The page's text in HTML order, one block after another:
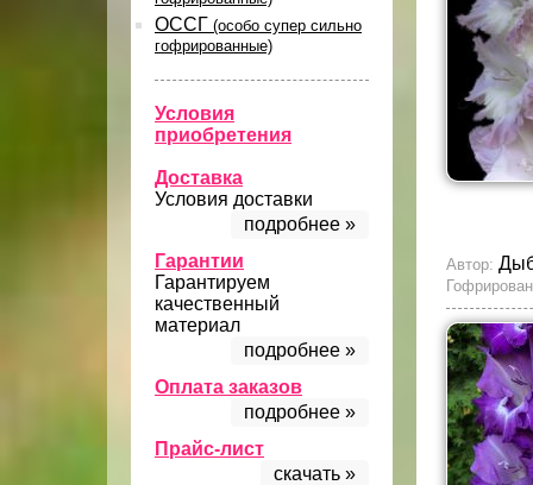
ОССГ (особо супер сильно
гофрированные)
Условия
приобретения
Доставка
Условия доставки
подробнее »
Гарантии
Гарантируем
качественный
материал
подробнее »
Оплата заказов
подробнее »
Прайс-лист
скачать »
Автор: